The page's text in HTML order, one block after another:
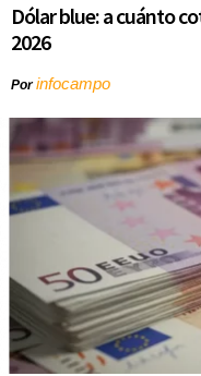
Dólar blue: a cuánto
2026
Porinfocampo